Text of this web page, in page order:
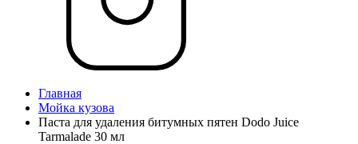
Главная
Мойка кузова
Паста для удаления битумных пятен Dodo Juice
Tarmalade 30 мл